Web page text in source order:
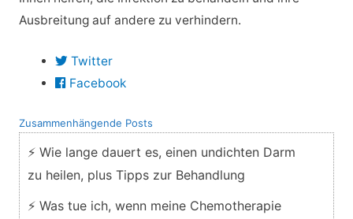
Ausbreitung auf andere zu verhindern.
Twitter
Facebook
Zusammenhängende Posts
⚡ Wie lange dauert es, einen undichten Darm
zu heilen, plus Tipps zur Behandlung
⚡ Was tue ich, wenn meine Chemotherapie